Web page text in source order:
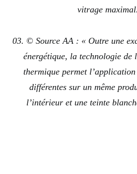
vitrage
03. © Source AA : « Outre une
énergétique, la technologie de
thermique permet
différentes sur un même
l’intérieur et une teinte